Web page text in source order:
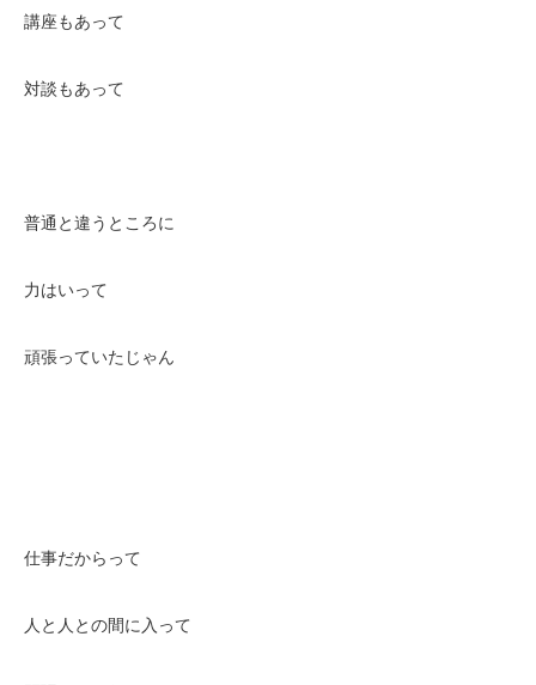
講座もあって
対談もあって
普通と違うところに
力はいって
頑張っていたじゃん
仕事だからって
人と人との間に入って